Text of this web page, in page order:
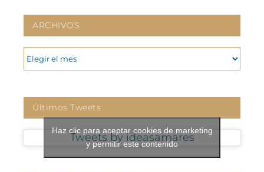
ARCHIVOS
ARCHIVOS
Últimos Tweets
Tweets by ideasamares
Haz clic para aceptar cookies de marketing
y permitir este contenido